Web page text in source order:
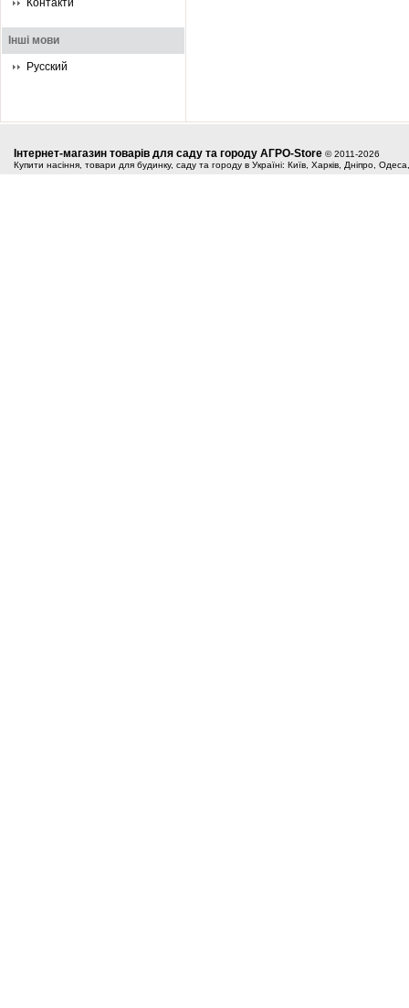
Контакти
Інші мови
Русский
Інтернет-магазин товарів для саду та городу АГРО-Store © 2011-2026
Купити насіння, товари для будинку, саду та городу в Україні: Київ, Харків, Дніпро,